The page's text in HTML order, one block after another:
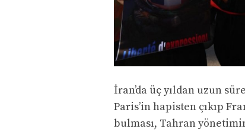
İran’da üç yıldan uzun
Paris’in hapisten çıkıp
bulması, Tahran